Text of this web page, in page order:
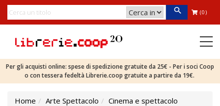
(0)
Per gli acquisti online: spese di spedizione gratuite da 25€ - Per i soci Coop
o con tessera fedeltà Librerie.coop gratuite a partire da 19€.
Home Arte Spettacolo
Cinema e spettacolo